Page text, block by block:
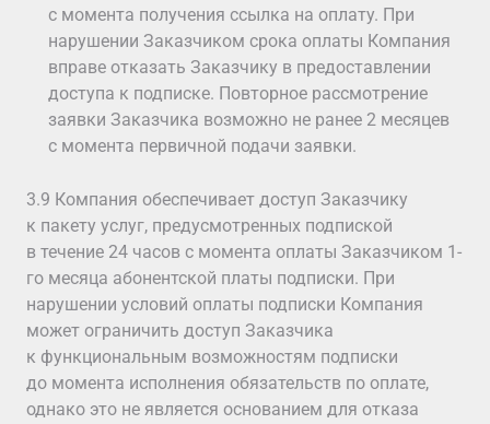
с момента получения ссылка на оплату. При
нарушении Заказчиком срока оплаты Компания
вправе отказать Заказчику в предоставлении
доступа к подписке. Повторное рассмотрение
заявки Заказчика возможно не ранее 2 месяцев
с момента первичной подачи заявки.
3.9 Компания обеспечивает доступ Заказчику
к пакету услуг, предусмотренных подпиской
в течение 24 часов с момента оплаты Заказчиком 1-
го месяца абонентской платы подписки. При
нарушении условий оплаты подписки Компания
может ограничить доступ Заказчика
к функциональным возможностям подписки
до момента исполнения обязательств по оплате,
однако это не является основанием для отказа